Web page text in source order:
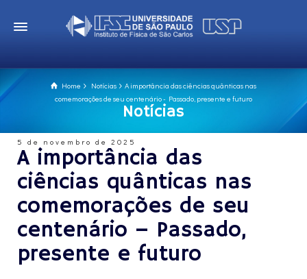
Home Notícias
A importância das ciências quânticas nas
comemorações de seu centenário - Passado, presente e futuro
Notícias
5 de novembro de 2025
A importância das
ciências quânticas nas
comemorações de seu
centenário – Passado,
presente e futuro